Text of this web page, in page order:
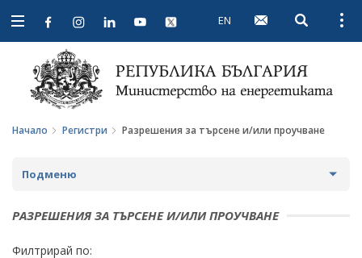
Open
navigation
EN Open
Начало Регистри Разрешения за търсене и/или проучване
Подменю
ЛИЦЕНЗИОННИ РЕЖИМИ
РАЗРЕШЕНИЯ ЗА ТЪРСЕНЕ И/ИЛИ ПРОУЧВАНЕ
РАЗРЕШЕНИЯ ЗА ТЪРСЕНЕ И/ИЛИ ПРОУЧВАНЕ
Филтрирай по: